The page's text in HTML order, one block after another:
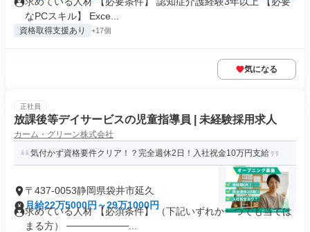
なPCスキル】 Exce...
資格取得支援あり +17個
気になる
正社員
放課後等デイサービスの児童指導員 | 未経験採用求人
カーム・グリーン株式会社
気付かず資格要件クリア！？完全週休2日！入社祝金10万円支給
〒437-0053静岡県袋井市延久
月給22万5000円～29万1000円
求めている人材 【必須条件】 （下記いずれか一つでも当ては
まる方） ─────────...